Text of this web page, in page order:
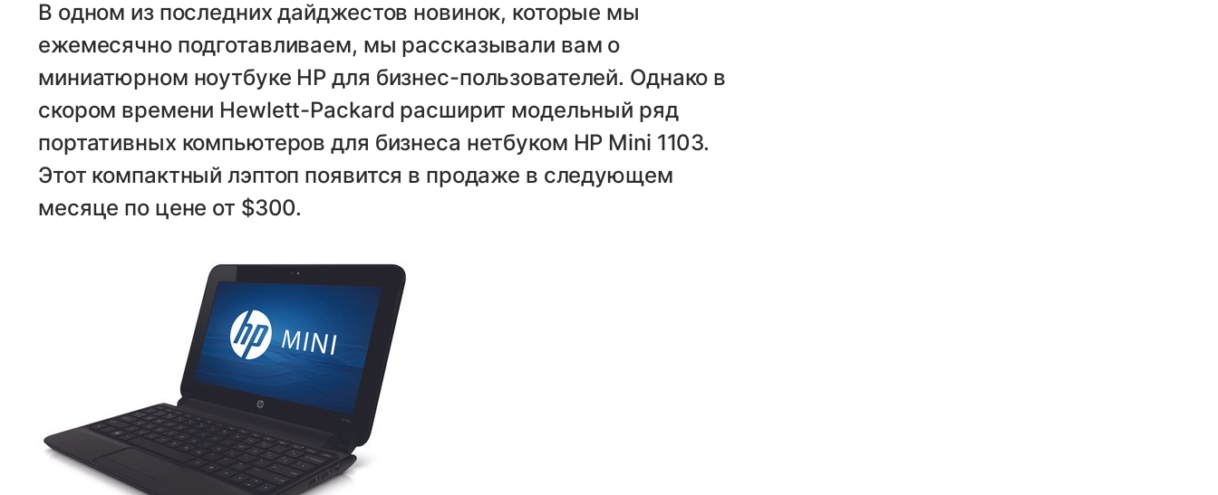
В одном из последних дайджестов новинок, которые мы
ежемесячно подготавливаем, мы рассказывали вам о
миниатюрном ноутбуке HP для бизнес-пользователей. Однако в
скором времени Hewlett-Packard расширит модельный ряд
портативных компьютеров для бизнеса нетбуком HP Mini 1103.
Этот компактный лэптоп появится в продаже в следующем
месяце по цене от $300.